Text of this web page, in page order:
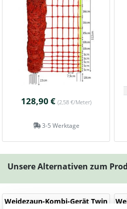
128,90 € (2,58 €/Meter)
3-5 Werktage
Unsere Alternativen zum
Weidezaun-Kombi-Gerät Twin